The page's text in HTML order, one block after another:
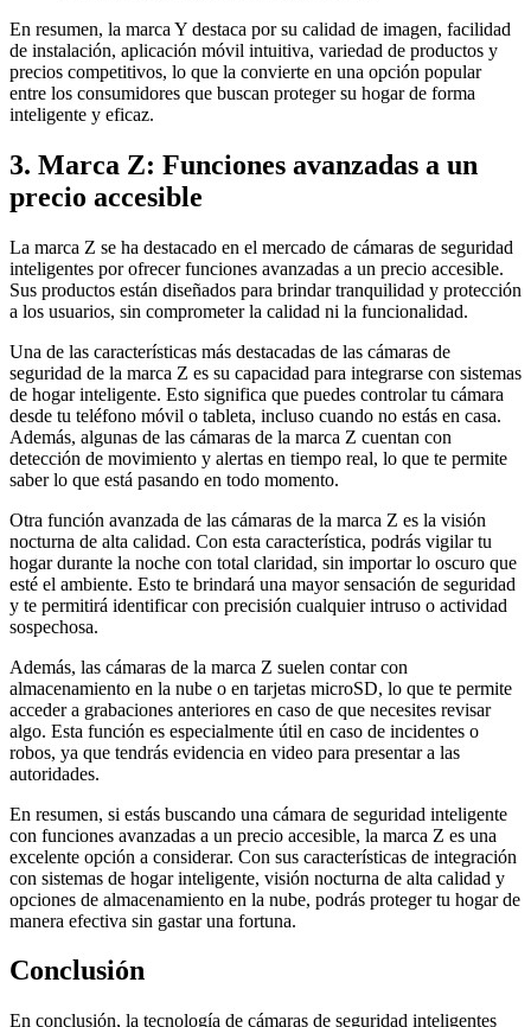
En resumen, la marca Y destaca por su calidad de imagen, facilidad
de instalación, aplicación móvil intuitiva, variedad de productos y
precios competitivos, lo que la convierte en una opción popular
entre los consumidores que buscan proteger su hogar de forma
inteligente y eficaz.
3. Marca Z: Funciones avanzadas a un
precio accesible
La marca Z se ha destacado en el mercado de cámaras de seguridad
inteligentes por ofrecer funciones avanzadas a un precio accesible.
Sus productos están diseñados para brindar tranquilidad y protección
a los usuarios, sin comprometer la calidad ni la funcionalidad.
Una de las características más destacadas de las cámaras de
seguridad de la marca Z es su capacidad para integrarse con sistemas
de hogar inteligente. Esto significa que puedes controlar tu cámara
desde tu teléfono móvil o tableta, incluso cuando no estás en casa.
Además, algunas de las cámaras de la marca Z cuentan con
detección de movimiento y alertas en tiempo real, lo que te permite
saber lo que está pasando en todo momento.
Otra función avanzada de las cámaras de la marca Z es la visión
nocturna de alta calidad. Con esta característica, podrás vigilar tu
hogar durante la noche con total claridad, sin importar lo oscuro que
esté el ambiente. Esto te brindará una mayor sensación de seguridad
y te permitirá identificar con precisión cualquier intruso o actividad
sospechosa.
Además, las cámaras de la marca Z suelen contar con
almacenamiento en la nube o en tarjetas microSD, lo que te permite
acceder a grabaciones anteriores en caso de que necesites revisar
algo. Esta función es especialmente útil en caso de incidentes o
robos, ya que tendrás evidencia en video para presentar a las
autoridades.
En resumen, si estás buscando una cámara de seguridad inteligente
con funciones avanzadas a un precio accesible, la marca Z es una
excelente opción a considerar. Con sus características de integración
con sistemas de hogar inteligente, visión nocturna de alta calidad y
opciones de almacenamiento en la nube, podrás proteger tu hogar de
manera efectiva sin gastar una fortuna.
Conclusión
En conclusión, la tecnología de cámaras de seguridad inteligentes